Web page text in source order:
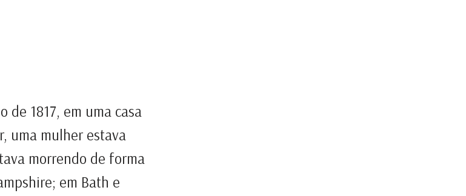
de 1817, em uma casa
uma mulher estava
morrendo de forma
em Bath e